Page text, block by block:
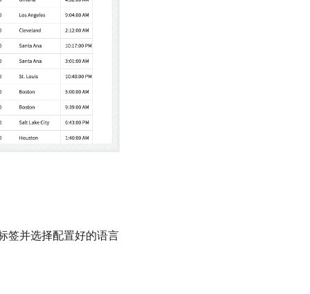
签并选择配置好的语言